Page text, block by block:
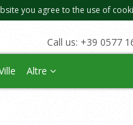
you agree to the use of
Call us: +39 0577
Altre